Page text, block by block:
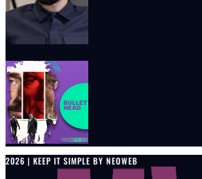
2026 | KEEP IT SIMPLE BY NEOWEB